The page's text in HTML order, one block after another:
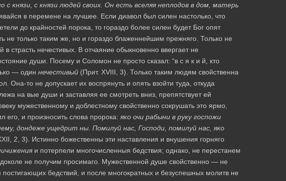
князи, с князи людей своих. Он есть вселяя неплодов в дом, матерь
в перемене на лучшее. Если диавол был силен настолько, что
до крайностей порока, то гораздо более силен будет Бог опят
не только таким же, но и гораздо блаженнейшим прежняго. Только не
страсть нечестивых. В отчаяние обыкновенно ввергает не
души. Посему и Соломон не просто сказал: “в с я к и й, кто
— один нечестивый (Прит. XVIII, 3). Только таким людям свойственна
Она-то не допускает их воспрянуть и опять взойти туда, откуда
на вые души и заставляя ее смотреть вниз, препятствует ей
мужественному и доблестному свойственно сокрушать это ярмо,
его, и произносить слова пророка: яко очи рабыни в руку госпожи
дондеже ущедрит ны. Помилуй нас, Господи, помилуй нас, яко
2, 3). Истинно божественны эти наставления и внушения горняго
и потерпели многочисленныя бедствия; однако, не перестанем
доколе не получим просимаго. Мужественной душе свойственно — не
бедствий, и после многократных и безуспешных молитв не